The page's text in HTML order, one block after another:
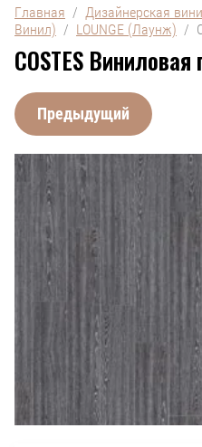
Главная
  /
Дизайнерская
Винил)
  /
LOUNGE (Лаунж)
/
COSTES Виниловая
Предыдущий